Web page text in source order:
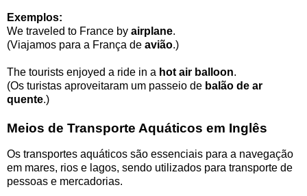
Exemplos:
We traveled to France by airplane.
(Viajamos para a França de avião.)
The tourists enjoyed a ride in a hot air balloon.
(Os turistas aproveitaram um passeio de balão de ar
quente.)
Meios de Transporte Aquáticos em Inglês
Os transportes aquáticos são essenciais para a navegação
em mares, rios e lagos, sendo utilizados para transporte de
pessoas e mercadorias.